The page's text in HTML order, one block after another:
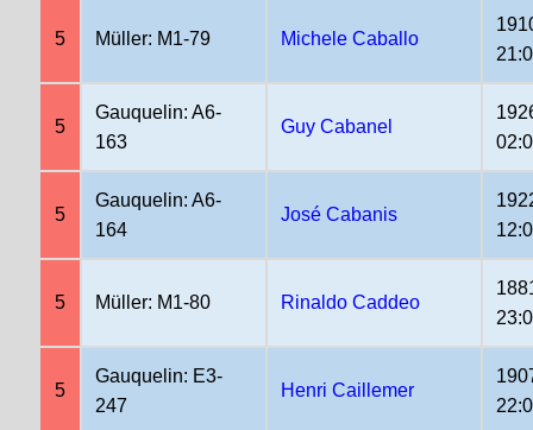
5 Müller: M1-79 Michele Caballo
5
Gauquelin: A6-
163
Guy Cabanel
5
Gauquelin: A6-
164
José Cabanis
5 Müller: M1-80 Rinaldo Caddeo
5
Gauquelin: E3-
247
Henri Caillemer